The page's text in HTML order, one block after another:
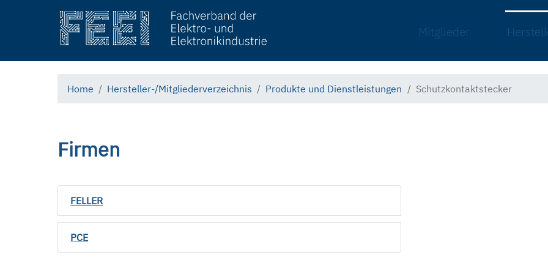
Mitglieder
Home Hersteller-/Mitgliederverzeichnis Produkte und Dienstleistungen Schutzkontaktstecker
Firmen
FELLER
PCE